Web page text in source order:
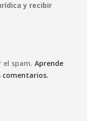
y recibir
el spam. Aprende
comentarios.